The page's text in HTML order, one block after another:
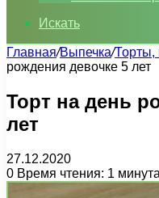
Искать
Главная/Выпечка/
рождения девочке 5 лет
Торт на день
лет
27.12.2020
0 Время чтения: 1 минута